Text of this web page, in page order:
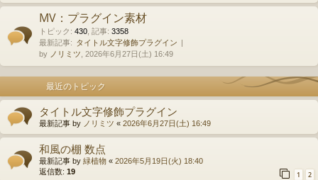
MV：プラグイン素材
トピック : 430 記事: 3358
最新記事: タイトル文字修飾プラグイン
by ノリミツ , 2026年6月27日(土) 16:49
最近のトピック
タイトル文字修飾プラグイン
最新記事 by ノリミツ « 2026年6月27日(土) 16:49
和風の棚 数点
最新記事 by 緑植物 « 2026年5月19日(火) 18:40
返信数: 19 1 2